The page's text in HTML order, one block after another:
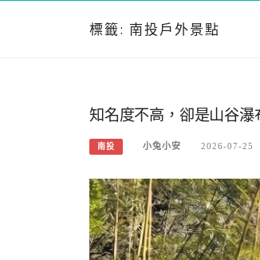
標籤: 南投戶外景點
知名度不高，卻是山谷
南投 小兔小安 2026-07-25